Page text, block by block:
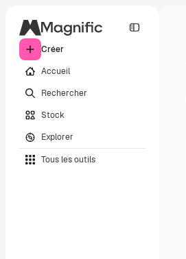
Créer
Accueil
Rechercher
Stock
Explorer
Tous les outils